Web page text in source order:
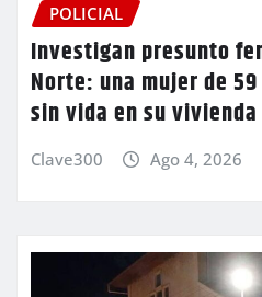
POLICIAL
Investigan presunto
Norte: una mujer de
sin vida en su vivienda
Clave300 Ago 4, 2026